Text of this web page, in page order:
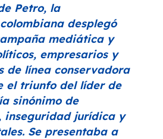
Petro, la
desplegó
mediática y
empresarios y
de línea conservadora
el triunfo del líder de
sinónimo de
inseguridad jurídica y
Se presentaba a